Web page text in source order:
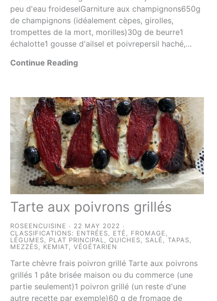
peu d'eau froideselGarniture aux champignons650g
de champignons (idéalement cèpes, girolles,
trompettes de la mort, morilles)30g de beurre1
échalotte1 gousse d'ailsel et poivrepersil haché,…
Continue Reading
Tarte aux poivrons grillés
ROSEENCUISINE
22 MAY 2022
CLASSIFICATIONS: ENTRÉES, ETÉ, FROMAGE,
LÉGUMES, PLAT PRINCIPAL,QUICHES, SALÉ,TAPAS,
MEZZÉS, KEMIAT,VÉGÉTARIEN
Tarte chèvre frais poivron grillé Tarte aux poivrons
grillés 1 pâte brisée maison ou du commerce (une
partie seulement)1 poivron grillé (un reste d'une
autre recette par exemple)60 g de fromage de